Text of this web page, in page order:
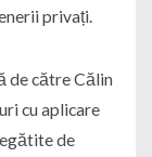
privați.
de către Călin
cu aplicare
de